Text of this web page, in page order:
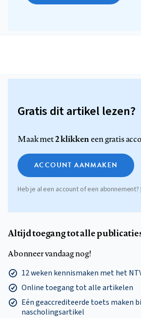
Gratis dit artikel lezen?
Maak met2 klikkeneen gratis
ACCOUNT AANMAKEN
Heb je al een account of een abonnement?
Altijd toegang tot alle
Abonneer vandaag nog!
12 weken kennismaken met het
Online toegang tot alle artikelen
Eén geaccrediteerde toets maken
nascholingsartikel